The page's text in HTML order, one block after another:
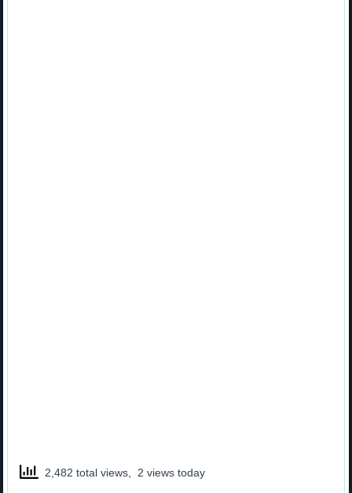
2,482 total views, 2 views today